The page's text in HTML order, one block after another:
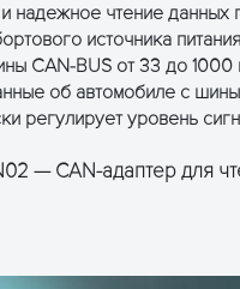
надежное чтение данных
источника питания
CAN-BUS от 33 до 1000
об автомобиле с
регулирует уровень
— CAN-адаптер для